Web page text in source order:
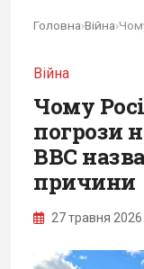
Головна›Війна›
Війна
Чому
погрози
BBC
причини
27 травня 2026